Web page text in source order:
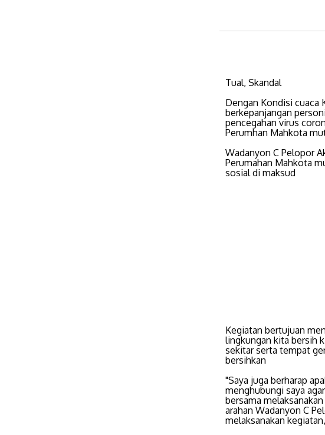
Tual, Skandal
Dengan Kondisi cuaca
berkepanjangan
pencegahan virus
Perumhan Mahkota
Wadanyon C Pelopor
Perumahan Mahkota
sosial di maksud
Kegiatan bertujuan
lingkungan kita bersih
sekitar serta tempat
bersihkan
"Saya juga berharap
menghubungi saya
bersama
arahan Wadanyon C
melaksanakan